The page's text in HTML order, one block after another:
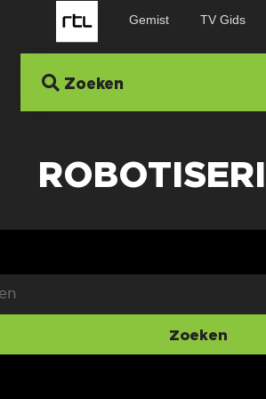
Gemist TV Gids
Zoeken